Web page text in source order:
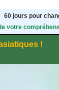
60 jours pour
votre
!